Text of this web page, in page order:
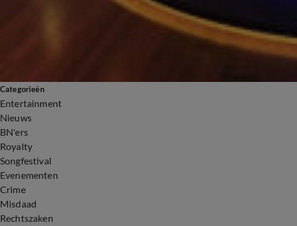
Categorieën
Entertainment
Nieuws
BN'ers
Royalty
Songfestival
Evenementen
Crime
Misdaad
Rechtszaken